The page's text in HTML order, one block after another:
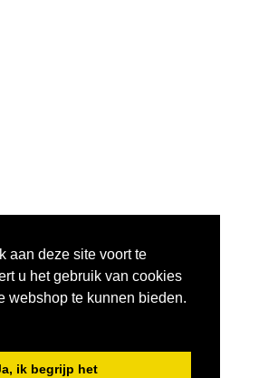
aan deze site voort te
u het gebruik van cookies
webshop te kunnen bieden.
ik begrijp het